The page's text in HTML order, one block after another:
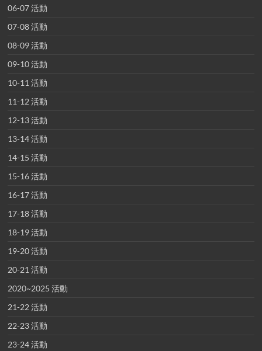
06-07 活動
07-08 活動
08-09 活動
09-10 活動
10-11 活動
11-12 活動
12-13 活動
13-14 活動
14-15 活動
15-16 活動
16-17 活動
17-18 活動
18-19 活動
19-20 活動
20-21 活動
2020~2025 活動
21-22 活動
22-23 活動
23-24 活動